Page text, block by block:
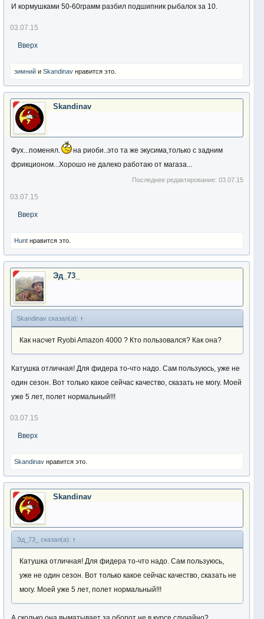
И кормушками 50-60грамм разбил подшипник рыбалок за 10.
03.07.15
Вверх
зимний и Skandinav нравится это.
Skandinav
Фух...поменял.
на риоби..это та же экусима,только с задним
фрикционом...Хорошо не далеко работаю от магаза...
Последнее редактирование:03.07.15
03.07.15
Вверх
Hunt нравится это.
Эд_73_
Skandinav сказал(а): ↑
Как насчет Ryobi Amazon 4000 ? Кто пользовался? Как она?
Катушка отличная! Для фидера то-что надо. Сам пользуюсь, уже не
один сезон. Вот только какое сейчас качество, сказать не могу. Моей
уже 5 лет, полет нормальный!!!
03.07.15
Вверх
Skandinav нравится это.
Skandinav
Эд_73_ сказал(а): ↑
Катушка отличная! Для фидера то-что надо. Сам пользуюсь,
уже не один сезон. Вот только какое сейчас качество, сказать не
могу. Моей уже 5 лет, полет нормальный!!!